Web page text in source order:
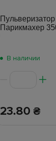
Парикмахер
В наличии
23.80 ₴